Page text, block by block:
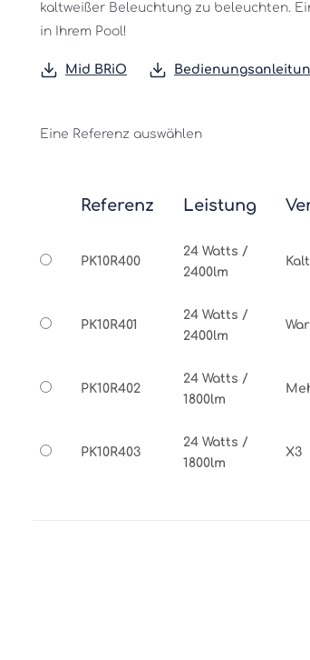
kaltweißer Beleuchtung zu beleuchten.
in Ihrem Pool!
Mid BRiO
Eine Referenz auswählen
Referenz Leistung
PK10R400
24 Watts /
2400lm
PK10R401
24 Watts /
2400lm
PK10R402
24 Watts /
1800lm
PK10R403
24 Watts /
1800lm
X3